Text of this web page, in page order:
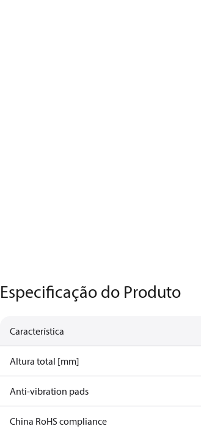
Especificação do Produto
Característica
Altura total [mm]
Anti-vibration pads
China RoHS compliance